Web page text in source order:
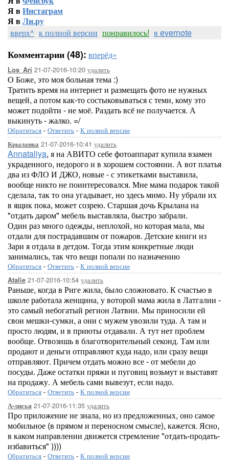
Я вИнстаграм
Я вЛи.ру
вверх^ к полной версии понравилось! в evernote
Комментарии (48): вперёд»
Los_Ari 21-07-2016-10:20 удалить
О Боже, это моя больная тема :)
Тратить время на интернет и размещать фото не нужных
вещей, а потом как-то состыковываться с теми, кому это
может подойти - не моё. Раздать всё не получается. А
выкинуть - жалко. =/
Обратиться - Ответить - К полной версии
Крыланка 21-07-2016-10:41 удалить
Annataliya, я на АВИТО себе фотоаппарат купила взамен
украденного, недорого и в хорошем состоянии. А вот платья
два из ФЛО И ДЖО, новые - с этикетками выставила,
вообще никто не поинтересовался. Мне мама подарок такой
сделала, так то она угадывает, но здесь мимо. Ну убрали их
в ящик пока, может созрею. Старшая дочь Крылана на
"отдать даром" мебель выставляла, быстро забрали.
Один раз много одежды, неплохой, но которая мала, мы
отдали для пострадавшим от пожаров. Детские книги из
Зари я отдала в детдом. Тогда этим конкретные люди
занимались, так что вещи попали по назначению
Обратиться - Ответить - К полной версии
Atalie 21-07-2016-10:54 удалить
Раньше, когда в Риге жила, было сложновато. К счастью в
школе работала женщина, у воторой мама жила в Латгалии -
это самый небогатый регион Латвии. Мы приносили ей
свои мешки-сумки, а они с мужем увозили туда. А там и
просто людям, и в приюты отдавали. А тут нет проблем
вообще. Отвозишь в благотворительный секонд. Там или
продают и деньги отправляют куда надо, или сразу вещи
отправляют. Причем отдать можно все - от мебели до
посуды. Даже остатки пряжи и пуговиц возьмут и выставят
на продажу. А мебель сами вывезут, если надо.
Обратиться - Ответить - К полной версии
А-лисья 21-07-2016-11:35 удалить
Про приложение не знала, но из предложенных, оно самое
мобильное (в прямом и переносном смысле), кажется. Ясно,
в каком направлении движется стремление "отдать-продать-
избавиться" ))))
Обратиться - Ответить - К полной версии